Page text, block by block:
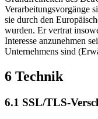
Verarbeitungsvorgänge
sie durch den
wurden. Er vertrat
Interesse anzunehmen
Unternehmens sind
6 Technik
6.1 SSL/TLS-